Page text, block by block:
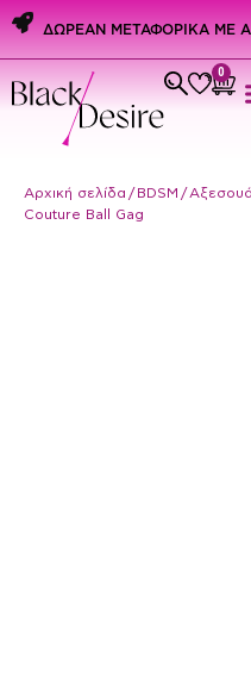
ΔΩΡΕΑΝ ΜΕΤΑΦΟΡΙΚΑ ME
0
Αρχική σελίδα / BDSM /
Couture Ball Gag